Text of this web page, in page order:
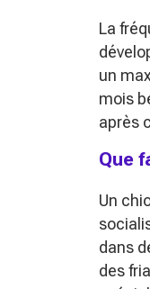
La
un
mois
après
Que
Un
dans
des